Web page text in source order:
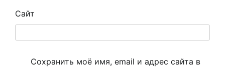
Сайт
Сохранить моё имя, email и адрес сайта в